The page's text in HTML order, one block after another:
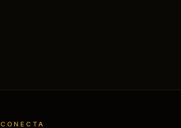
CONECTA